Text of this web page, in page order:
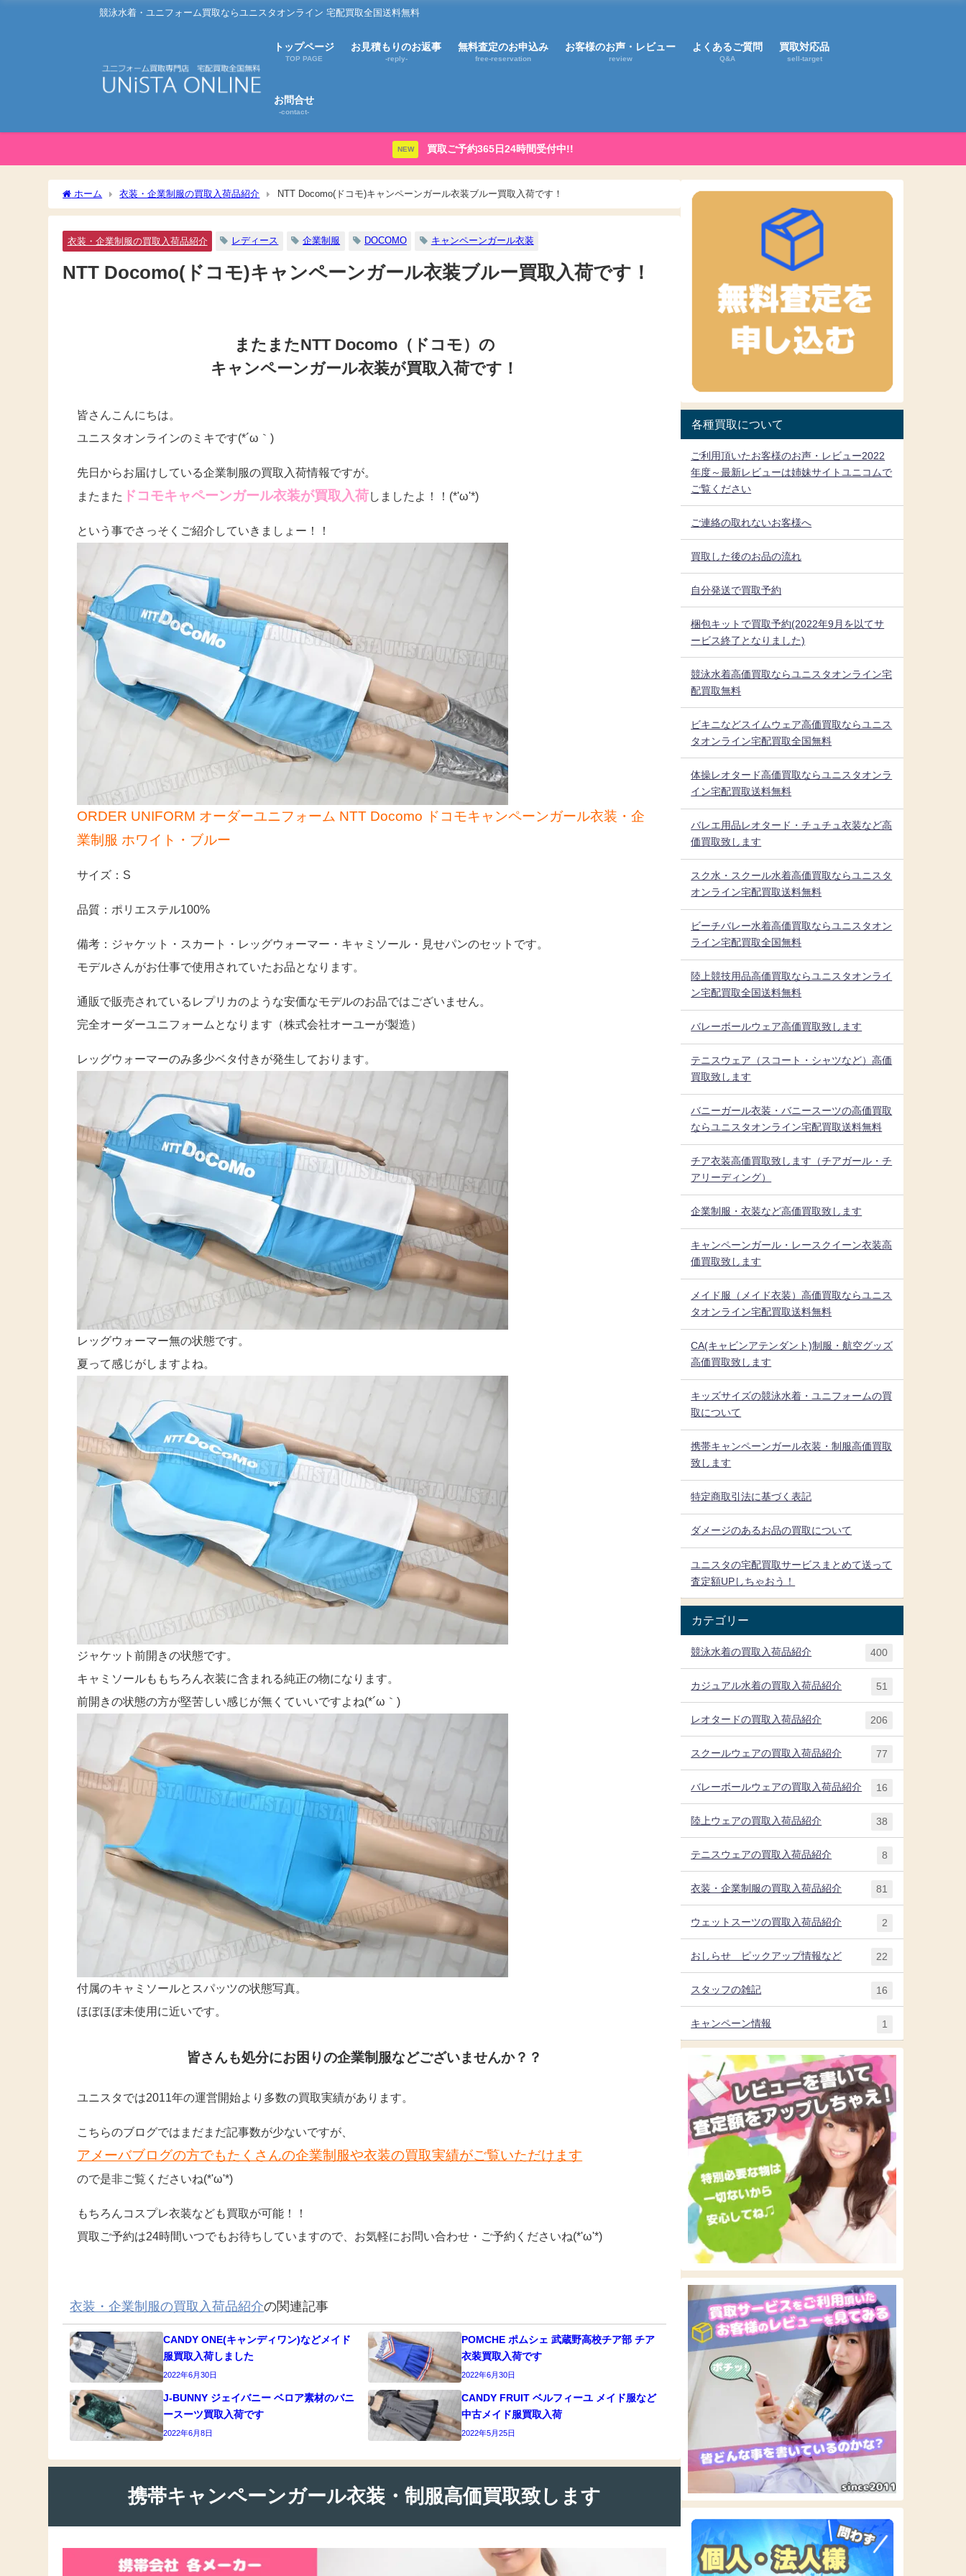
競泳水着・ユニフォーム買取ならユニスタオンライン 宅配買取全国送料無料
トップページ
TOP PAGE
お見積もりのお返事
-reply-
無料査定のお申込み
free-reservation
お客様のお声・レビュー
review
よくあるご質問
Q&A
買取対応品
sell-target
お問合せ
-contact-
NEW 買取ご予約365日24時間受付中!!
ホーム 衣装・企業制服の買取入荷品紹介 NTT Docomo(ドコモ)キャンペーンガール衣装ブルー買取入荷です！
衣装・企業制服の買取入荷品紹介 レディース 企業制服 DOCOMO キャンペーンガール衣装
NTT Docomo(ドコモ)キャンペーンガール衣装ブルー買取入荷です！
またまたNTT Docomo（ドコモ）の
キャンペーンガール衣装が買取入荷です！
皆さんこんにちは。
ユニスタオンラインのミキです(*´ω｀)
先日からお届けしている企業制服の買取入荷情報ですが。
またまた
ドコモキャペーンガール衣装が買取入荷しましたよ！！(*'ω'*)
という事でさっそくご紹介していきましょー！！
ORDER UNIFORM オーダーユニフォーム NTT Docomo ドコモキャンペーンガール衣装・企
業制服 ホワイト・ブルー
サイズ：S
品質：ポリエステル100%
備考：ジャケット・スカート・レッグウォーマー・キャミソール・見せパンのセットです。
モデルさんがお仕事で使用されていたお品となります。
通販で販売されているレプリカのような安価なモデルのお品ではございません。
完全オーダーユニフォームとなります（株式会社オーユーが製造）
レッグウォーマーのみ多少ベタ付きが発生しております。
レッグウォーマー無の状態です。
夏って感じがしますよね。
ジャケット前開きの状態です。
キャミソールももちろん衣装に含まれる純正の物になります。
前開きの状態の方が堅苦しい感じが無くていいですよね(*´ω｀)
付属のキャミソールとスパッツの状態写真。
ほぼほぼ未使用に近いです。
皆さんも処分にお困りの企業制服などございませんか？？
ユニスタでは2011年の運営開始より多数の買取実績があります。
こちらのブログではまだまだ記事数が少ないですが、
アメーバブログの方でもたくさんの企業制服や衣装の買取実績がご覧いただけます
ので是非ご覧くださいね(*'ω'*)
もちろんコスプレ衣装なども買取が可能！！
買取ご予約は24時間いつでもお待ちしていますので、お気軽にお問い合わせ・ご予約くださいね(*'ω'*)
衣装・企業制服の買取入荷品紹介の関連記事
CANDY ONE(キャンディワン)などメイド
服買取入荷しました
2022年6月30日
POMCHE ポムシェ 武蔵野高校チア部 チア
衣装買取入荷です
2022年6月30日
J-BUNNY ジェイバニー ベロア素材のバニ
ースーツ買取入荷です
2022年6月8日
CANDY FRUIT ベルフィーユ メイド服など
中古メイド服買取入荷
2022年5月25日
携帯キャンペーンガール衣装・制服高価買取致します
各種買取について
ご利用頂いたお客様のお声・レビュー2022
年度～最新レビューは姉妹サイトユニコムで
ご覧ください
ご連絡の取れないお客様へ
買取した後のお品の流れ
自分発送で買取予約
梱包キットで買取予約(2022年9月を以てサ
ービス終了となりました)
競泳水着高価買取ならユニスタオンライン宅
配買取無料
ビキニなどスイムウェア高価買取ならユニス
タオンライン宅配買取全国無料
体操レオタード高価買取ならユニスタオンラ
イン宅配買取送料無料
バレエ用品レオタード・チュチュ衣装など高
価買取致します
スク水・スクール水着高価買取ならユニスタ
オンライン宅配買取送料無料
ビーチバレー水着高価買取ならユニスタオン
ライン宅配買取全国無料
陸上競技用品高価買取ならユニスタオンライ
ン宅配買取全国送料無料
バレーボールウェア高価買取致します
テニスウェア（スコート・シャツなど）高価
買取致します
バニーガール衣装・バニースーツの高価買取
ならユニスタオンライン宅配買取送料無料
チア衣装高価買取致します（チアガール・チ
アリーディング）
企業制服・衣装など高価買取致します
キャンペーンガール・レースクイーン衣装高
価買取致します
メイド服（メイド衣装）高価買取ならユニス
タオンライン宅配買取送料無料
CA(キャビンアテンダント)制服・航空グッズ
高価買取致します
キッズサイズの競泳水着・ユニフォームの買
取について
携帯キャンペーンガール衣装・制服高価買取
致します
特定商取引法に基づく表記
ダメージのあるお品の買取について
ユニスタの宅配買取サービスまとめて送って
査定額UPしちゃおう！
カテゴリー
競泳水着の買取入荷品紹介 400
カジュアル水着の買取入荷品紹介 51
レオタードの買取入荷品紹介 206
スクールウェアの買取入荷品紹介 77
バレーボールウェアの買取入荷品紹介 16
陸上ウェアの買取入荷品紹介 38
テニスウェアの買取入荷品紹介 8
衣装・企業制服の買取入荷品紹介 81
ウェットスーツの買取入荷品紹介 2
おしらせ ピックアップ情報など 22
スタッフの雑記 16
キャンペーン情報 1